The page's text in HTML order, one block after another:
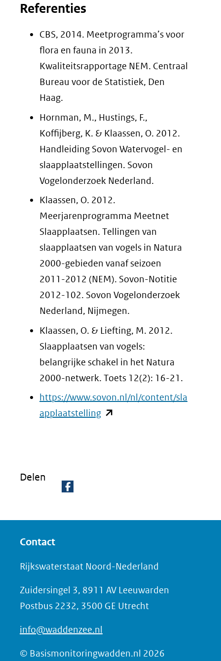
Referenties
CBS, 2014. Meetprogramma’s voor
flora en fauna in 2013.
Kwaliteitsrapportage NEM. Centraal
Bureau voor de Statistiek, Den
Haag.
Hornman, M., Hustings, F.,
Koffijberg, K. & Klaassen, O. 2012.
Handleiding Sovon Watervogel- en
slaapplaatstellingen. Sovon
Vogelonderzoek Nederland.
Klaassen, O. 2012.
Meerjarenprogramma Meetnet
Slaapplaatsen. Tellingen van
slaapplaatsen van vogels in Natura
2000-gebieden vanaf seizoen
2011-2012 (NEM). Sovon-Notitie
2012-102. Sovon Vogelonderzoek
Nederland, Nijmegen.
Klaassen, O. & Liefting, M. 2012.
Slaapplaatsen van vogels:
belangrijke schakel in het Natura
2000-netwerk. Toets 12(2): 16-21.
https://www.sovon.nl/nl/content/sla
applaatstelling(opent
andere
Delen
e
n
p
F
c
e
Contact
Rijkswaterstaat Noord-Nederland
Zuidersingel 3, 8911 AV Leeuwarden
Postbus 2232, 3500 GE Utrecht
info@waddenzee.nl
© Basismonitoringwadden.nl 2026